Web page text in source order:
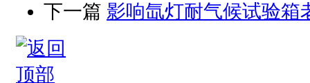
下一篇 影响氙灯耐气候试验箱